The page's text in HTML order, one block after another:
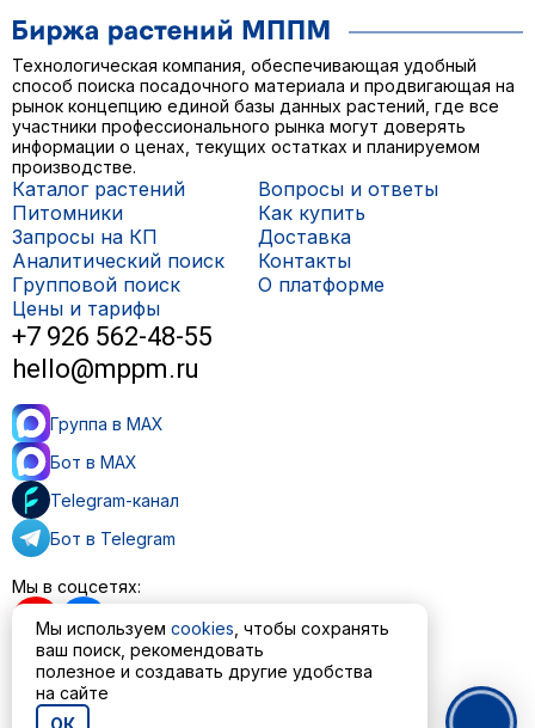
Технологическая компания, обеспечивающая удобный
способ поиска посадочного материала и продвигающая на
рынок концепцию единой базы данных растений, где все
участники профессионального рынка могут доверять
информации о ценах, текущих остатках и планируемом
производстве.
Каталог растений
Питомники
Запросы на КП
Аналитический поиск
Групповой поиск
Цены и тарифы
Вопросы и ответы
Как купить
Доставка
Контакты
О платформе
+7 926 562-48-55
hello@mppm.ru
Группа в MAX
Бот в MAX
Telegram-канал
Бот в Telegram
Мы в соцсетях:
Пользовательское соглашение
Политика обработки персональных данных
Мы используем cookies , чтобы сохранять
ваш поиск, рекомендовать
полезное и создавать другие удобства
на сайте
ОК